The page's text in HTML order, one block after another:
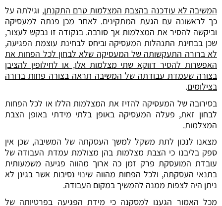
המשיבה לא עודכנה בהצבת המצלמות טרם התקנתן, וגילתה על
כך לראשונה עם הגעת המתקינים. לאחר מכן פנתה למעסיקה
וביקשה להסיר את המצלמות אך סורבה. בנקודה זו נבקש לעצור,
שכן בבחינת התנהלות המעסיקה וביחס לבחינת עוצמת הפגיעה,
לא ברורה התעקשותה של המעסיקה שלא לבחון לכל הפחות את
האפשרות להסיר דווקא שתי מצלמות אלו, או לחילופין להציבן
בצורה שעמדת עבודתה של המשיבה תראה בצורה פחות ברורה
בצילומים.
בסירובה של המעסיקה להזיז את המצלמות הללו או לכל הפחות
לבחון זאת, פעלה המעסיקה באופן בלתי מידתי באופן הצבת
המצלמות.
מצאנו לנכון לתת משקל למשך העסקתה של המשיבה, שכן אין
ספק בליבנו כי הצבת מצלמות בהן מצולמת עמדת העבודה של
עובדת המועסקת פרק זמן כה ארוך מהווה פגיעה משמעותית
בתנאי העסקתה, ולכל הפחות מהווה שינוי נסיבות אשר בגינן לא
ניתן היה לצפות ממנה להמשיך במקום העבודה.
מכל האמור הגענו למסקנה כי מידת הפגיעה בפרטיותה של